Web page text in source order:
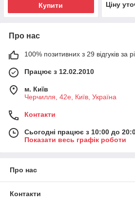
Купити Ціну
Про нас
100% позитивних з 29 відгуків за
Працює з 12.02.2010
м. Київ
Черчилля, 42е, Київ, Україна
Контакти
Сьогодні працює з 10:00 до
Показати весь графік роботи
Про нас
Контакти